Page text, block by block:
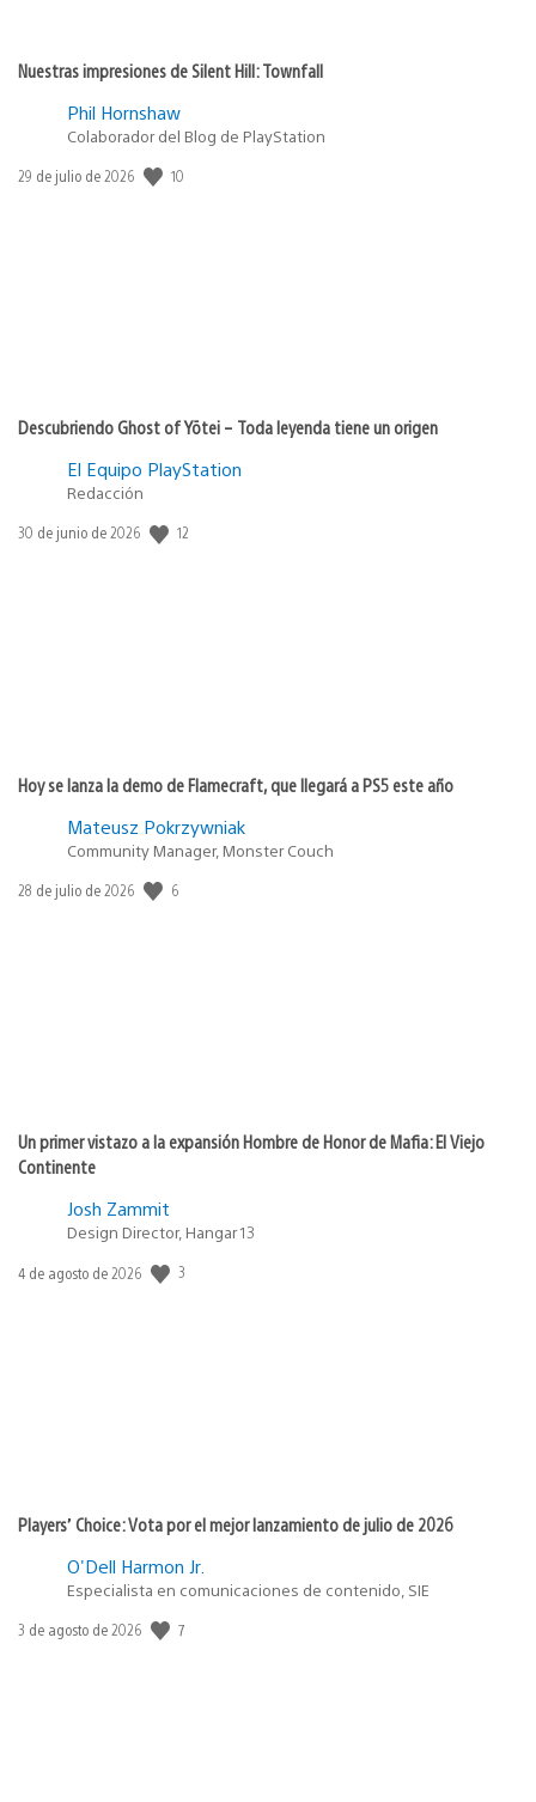
Nuestras impresiones de Silent Hill: Townfall
Phil Hornshaw
Colaborador del Blog de PlayStation
Fecha
29 de julio de 2026 10
Descubriendo Ghost of Yōtei – Toda leyenda tiene un origen
El Equipo PlayStation
Redacción
Fecha
30 de junio de 2026 12
Hoy se lanza la demo de Flamecraft, que llegará a PS5 este año
Mateusz Pokrzywniak
Community Manager, Monster Couch
Fecha
28 de julio de 2026 6
Un primer vistazo a la expansión Hombre de Honor de Mafia: El Viejo
Continente
Josh Zammit
Design Director, Hangar 13
Fecha
4 de agosto de 2026 3
Players’ Choice: Vota por el mejor lanzamiento de julio de 2026
O'Dell Harmon Jr.
Especialista en comunicaciones de contenido, SIE
Fecha
3 de agosto de 2026 7